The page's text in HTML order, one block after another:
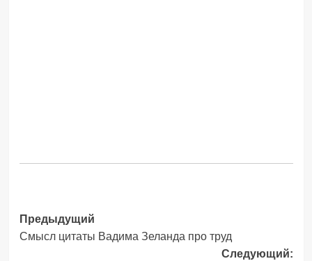
Навигация
записи
Предыдущий
Смысл цитаты Вадима Зеланда про труд
Следующий: